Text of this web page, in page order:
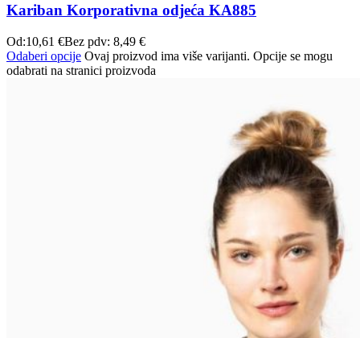
Kariban Korporativna odjeća KA885
Od:10,61 €Bez pdv: 8,49 €
Odaberi opcije Ovaj proizvod ima više varijanti. Opcije se mogu
odabrati na stranici proizvoda